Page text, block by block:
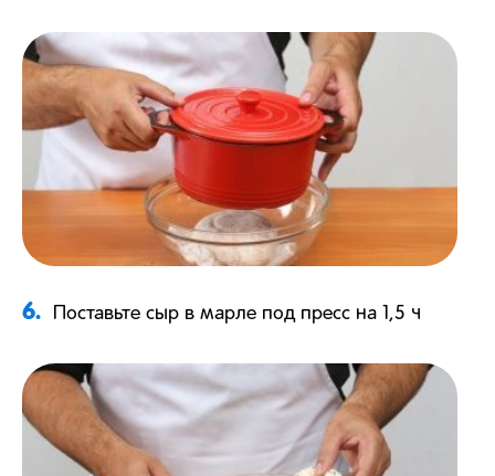
6. Поставьте сыр в марле под пресс на 1,5 ч